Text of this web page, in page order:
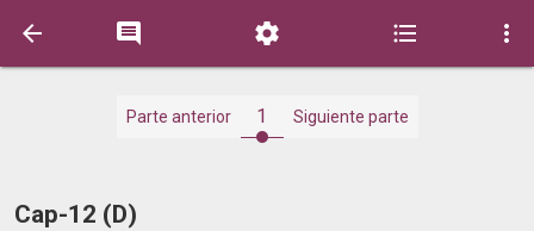
    
Parte anterior 1 Siguiente parte
Cap-12 (D)